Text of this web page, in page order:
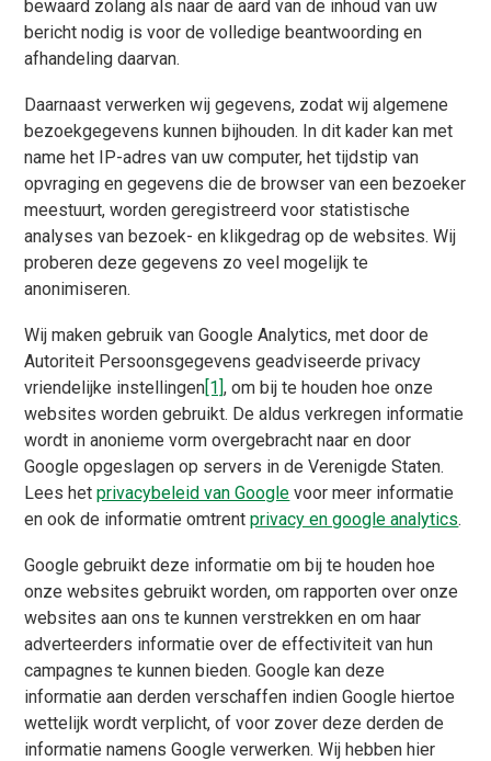
bewaard zolang als naar de aard van de inhoud van uw
bericht nodig is voor de volledige beantwoording en
afhandeling daarvan.
Daarnaast verwerken wij gegevens, zodat wij algemene
bezoekgegevens kunnen bijhouden. In dit kader kan met
name het IP-adres van uw computer, het tijdstip van
opvraging en gegevens die de browser van een bezoeker
meestuurt, worden geregistreerd voor statistische
analyses van bezoek- en klikgedrag op de websites. Wij
proberen deze gegevens zo veel mogelijk te
anonimiseren.
Wij maken gebruik van Google Analytics, met door de
Autoriteit Persoonsgegevens geadviseerde privacy
vriendelijke instellingen[1], om bij te houden hoe onze
websites worden gebruikt. De aldus verkregen informatie
wordt in anonieme vorm overgebracht naar en door
Google opgeslagen op servers in de Verenigde Staten.
Lees hetprivacybeleid van Google voor meer informatie
en ook de informatie omtrentprivacy en google analytics.
Google gebruikt deze informatie om bij te houden hoe
onze websites gebruikt worden, om rapporten over onze
websites aan ons te kunnen verstrekken en om haar
adverteerders informatie over de effectiviteit van hun
campagnes te kunnen bieden. Google kan deze
informatie aan derden verschaffen indien Google hiertoe
wettelijk wordt verplicht, of voor zover deze derden de
informatie namens Google verwerken. Wij hebben hier